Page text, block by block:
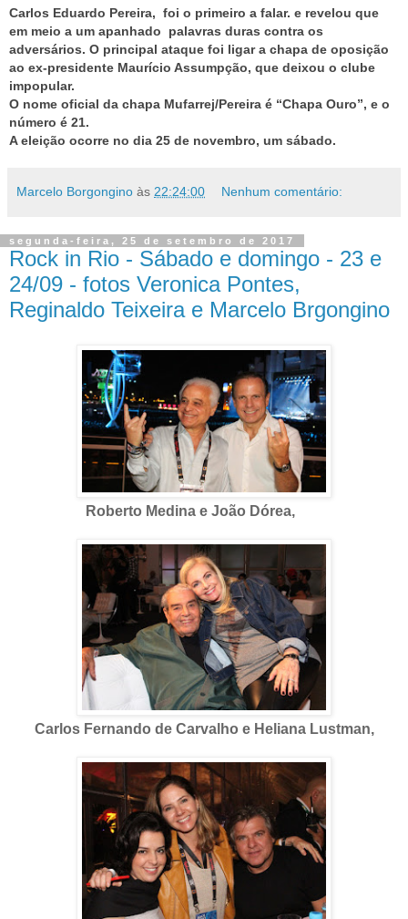
Carlos Eduardo Pereira, foi o primeiro a falar. e revelou que
em meio a um apanhado palavras duras contra os
adversários. O principal ataque foi ligar a chapa de oposição
ao ex-presidente Maurício Assumpção, que deixou o clube
impopular.
O nome oficial da chapa Mufarrej/Pereira é “Chapa Ouro”, e o
número é 21.
A eleição ocorre no dia 25 de novembro, um sábado.
Marcelo Borgongino às 22:24:00 Nenhum comentário:
segunda-feira, 25 de setembro de 2017
Rock in Rio - Sábado e domingo - 23 e
24/09 - fotos Veronica Pontes,
Reginaldo Teixeira e Marcelo Brgongino
Roberto Medina e João Dórea,
Carlos Fernando de Carvalho e Heliana Lustman,